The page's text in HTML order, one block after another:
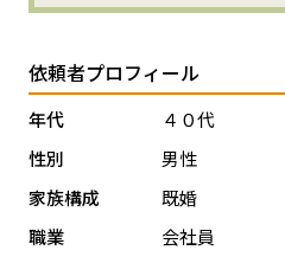
依頼者プロフィール
年代
４０代
性別
男性
家族構成
既婚
職業
会社員